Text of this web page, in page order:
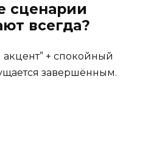
сценарии
всегда?
+ спокойный
завершённым.